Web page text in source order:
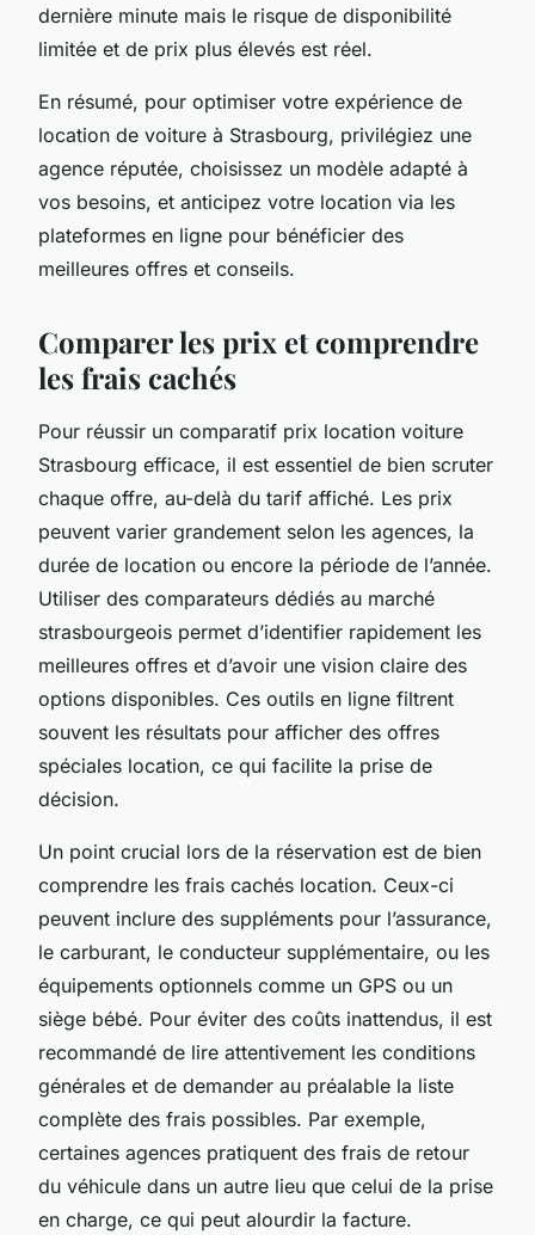
dernière minute mais le risque de disponibilité
limitée et de prix plus élevés est réel.
En résumé, pour optimiser votre expérience de
location de voiture à Strasbourg, privilégiez une
agence réputée, choisissez un modèle adapté à
vos besoins, et anticipez votre location via les
plateformes en ligne pour bénéficier des
meilleures offres et conseils.
Comparer les prix et comprendre
les frais cachés
Pour réussir un comparatif prix location voiture
Strasbourg efficace, il est essentiel de bien scruter
chaque offre, au-delà du tarif affiché. Les prix
peuvent varier grandement selon les agences, la
durée de location ou encore la période de l’année.
Utiliser des comparateurs dédiés au marché
strasbourgeois permet d’identifier rapidement les
meilleures offres et d’avoir une vision claire des
options disponibles. Ces outils en ligne filtrent
souvent les résultats pour afficher des offres
spéciales location, ce qui facilite la prise de
décision.
Un point crucial lors de la réservation est de bien
comprendre les frais cachés location. Ceux-ci
peuvent inclure des suppléments pour l’assurance,
le carburant, le conducteur supplémentaire, ou les
équipements optionnels comme un GPS ou un
siège bébé. Pour éviter des coûts inattendus, il est
recommandé de lire attentivement les conditions
générales et de demander au préalable la liste
complète des frais possibles. Par exemple,
certaines agences pratiquent des frais de retour
du véhicule dans un autre lieu que celui de la prise
en charge, ce qui peut alourdir la facture.